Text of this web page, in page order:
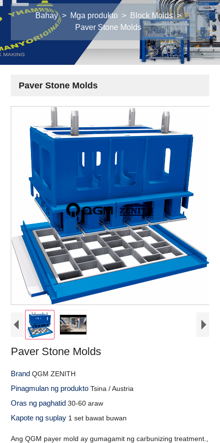
Bahay > Mga produkto > Block Molds >
Paver Stone Molds
Paver Stone Molds
Paver Stone Molds
BrandQGM ZENITH
Pinagmulan ng produktoTsina / Austria
Oras ng paghatid30-60 araw
Kapote ng suplay 1 set bawat buwan
Ang QGM payer mold ay gumagamit ng carbunizing treatment.,